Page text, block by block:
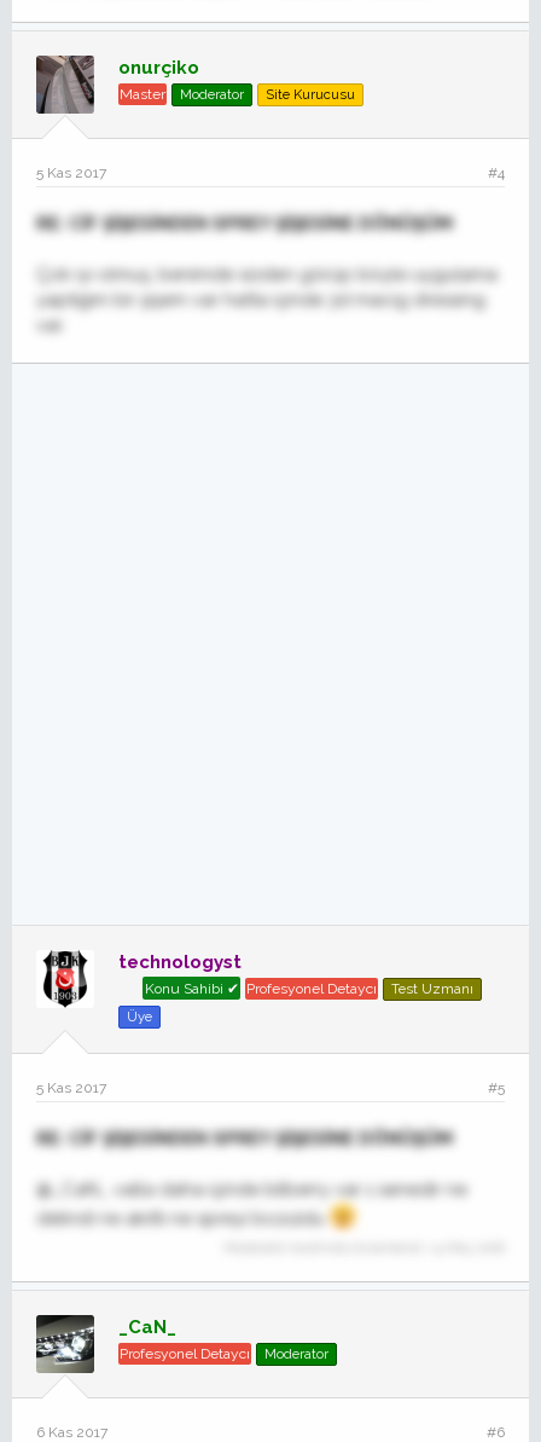
onurçiko
Master Moderator Site Kurucusu
5 Kas 2017 #4
RE: CİF ŞİŞESİNDEN SPREY ŞİŞESİNE DÖNÜŞÜM
Çok iyi olmuş, benimde sizden görüp böyle uygulama
yaptığım bir şişem var hatta içinde 3d macig dressing
var.
technologyst
Konu Sahibi ✔ Profesyonel Detaycı
Test Uzmanı
Üye
5 Kas 2017 #5
RE: CİF ŞİŞESİNDEN SPREY ŞİŞESİNE DÖNÜŞÜM
@_CaN_ valla daha içinde bilberry var 1 senedir ne
delindi ne akıttı ne spreyi bozuldu
_CaN_
Profesyonel Detaycı Moderator
6 Kas 2017 #6